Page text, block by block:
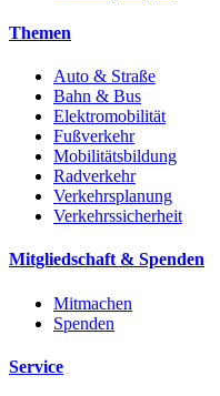
Themen
Auto & Straße
Bahn & Bus
Elektromobilität
Fußverkehr
Mobilitätsbildung
Radverkehr
Verkehrsplanung
Verkehrssicherheit
Mitgliedschaft & Spenden
Mitmachen
Spenden
Service